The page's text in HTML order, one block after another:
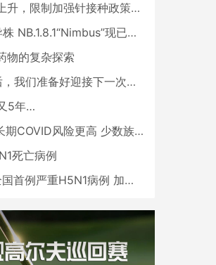
限制加强针接种政策即将出台
现已在美国占据主导地位
物的复杂探索
准备好迎接下一次大流行了吗？
5年…
风险更高 少数族裔儿童存在差异
死亡病例
重H5N1病例 加州进入紧急状态